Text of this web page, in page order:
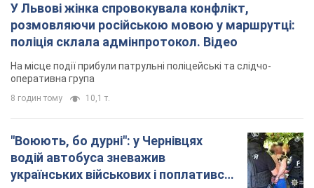
Відео
Водія звільнили після конфлікту з пасажирами
та образ військових
11 годин тому 8,8 т.
"Не слідкує за сексуальністю": у
Києві консультант салону краси
образив жінку після хімієтерапії,
розгорівся скандал. Фото
Працівник салону почав надавати оцінку
зовнішності жінки, сказавши, що вона носить
"чоловічу стрижку"